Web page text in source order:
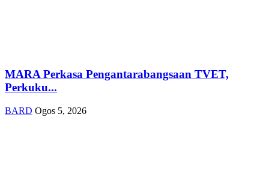
MARA Perkasa Pengantarabangsaan TVET,
Perkuku...
BARD Ogos 5, 2026